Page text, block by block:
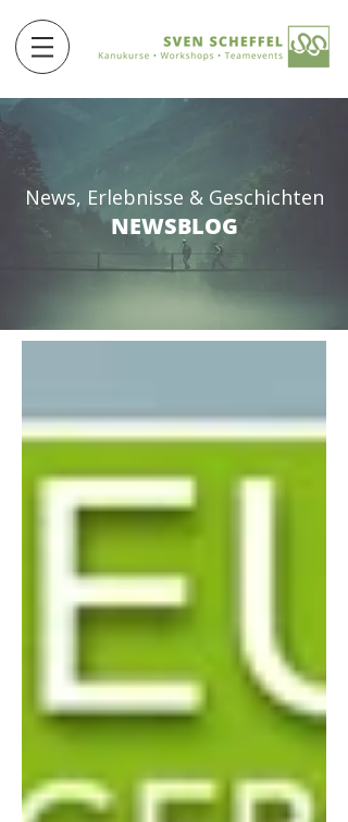
News, Erlebnisse & Geschichten
NEWSBLOG